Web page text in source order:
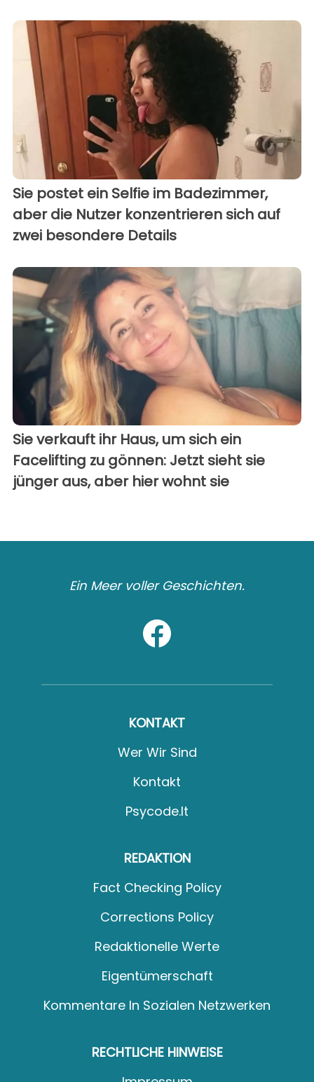
Sie postet ein Selfie im Badezimmer,
aber die Nutzer konzentrieren sich auf
zwei besondere Details
Sie verkauft ihr Haus, um sich ein
Facelifting zu gönnen: Jetzt sieht sie
jünger aus, aber hier wohnt sie
Ein Meer voller Geschichten.
KONTAKT
Wer Wir Sind
Kontakt
Psycode.it
REDAKTION
Fact Checking Policy
Corrections Policy
Redaktionelle Werte
Eigentümerschaft
Kommentare In Sozialen Netzwerken
RECHTLICHE HINWEISE